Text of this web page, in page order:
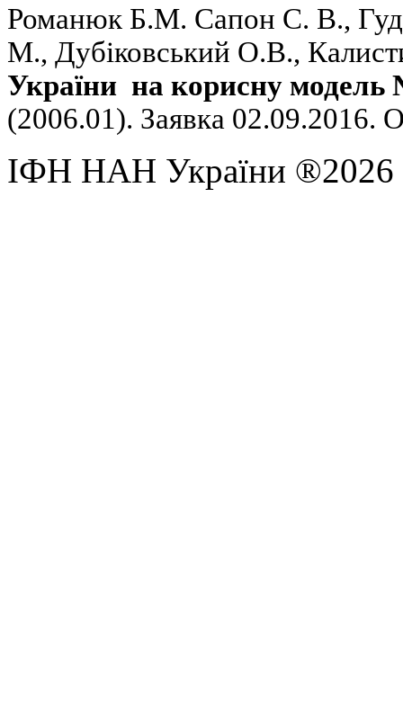
Романюк Б.М. Сапон С. В.,
М., Дубіковський О.В.,
України на корисну модель
(2006.01). Заявка 02.09.2016.
ІФН НАН України ®2026